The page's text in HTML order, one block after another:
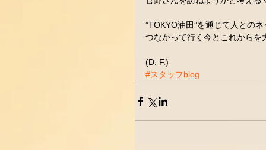
”TOKYO油田”を通じて人との
つながって行く今とこれから
(D. F.)
#スタッフblog